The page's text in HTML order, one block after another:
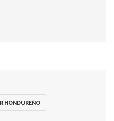
HONDUREÑO